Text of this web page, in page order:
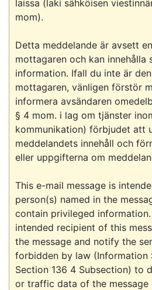
laissa (laki sähköisen
mom).
Detta meddelande är avsett
mottagaren och kan innehålla
information. Ifall du inte är
mottagaren, vänligen förstör
informera avsändaren
§ 4 mom. i lag om tjänster
kommunikation) förbjudet att
meddelandets innehåll och
eller uppgifterna om
This e-mail message is
person(s) named in the
contain privileged
intended recipient of this
the message and notify the
forbidden by law (Information
Section 136 4 Subsection) to
or traffic data of the